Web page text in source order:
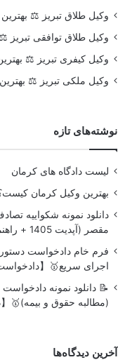
وکیل طلاق تبریز ⚖️ بهترین
وکیل طلاق توافقی تبریز ⚖️ در 10 روز 1403
وکیل کیفری تبریز ⚖️ بهترین
وکیل ملکی تبریز ⚖️ بهترین
نوشته‌های تازه
لیست دادگاه های کرمان
بهترین وکیل کرمان
دانلود نمونه شکواییه
مقصر (آپدیت 1405 + راهنمای پزشکی قانونی)
فرم خام دادخواست
اجرای سریع🥇【
📝 دانلود نمونه
(مطالبه حقوق و بیمه)🥇
آخرین دیدگاه‌ها